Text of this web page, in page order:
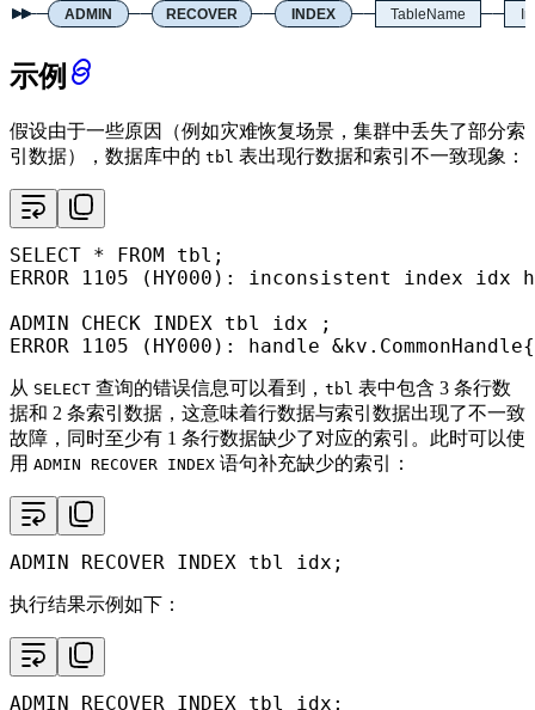
ADMIN RECOVER INDEX TableName
示例
假设由于一些原因（例如灾难恢复场景，集群中丢失了部分索
引数据），数据库中的 tbl 表出现行数据和索引不一致现象：
SELECT * FROM tbl;
ERROR
1105 (HY000): inconsistent index idx
ADMIN CHECK INDEX tbl idx ;
ERROR 1105 (HY000): handle
从 SELECT 查询的错误信息可以看到， tbl 表中包含 3 条行数
据和 2 条索引数据，这意味着行数据与索引数据出现了不一致
故障，同时至少有 1 条行数据缺少了对应的索引。此时可以使
用 ADMIN RECOVER INDEX 语句补充缺少的索引：
ADMIN RECOVER INDEX tbl idx;
执行结果示例如下：